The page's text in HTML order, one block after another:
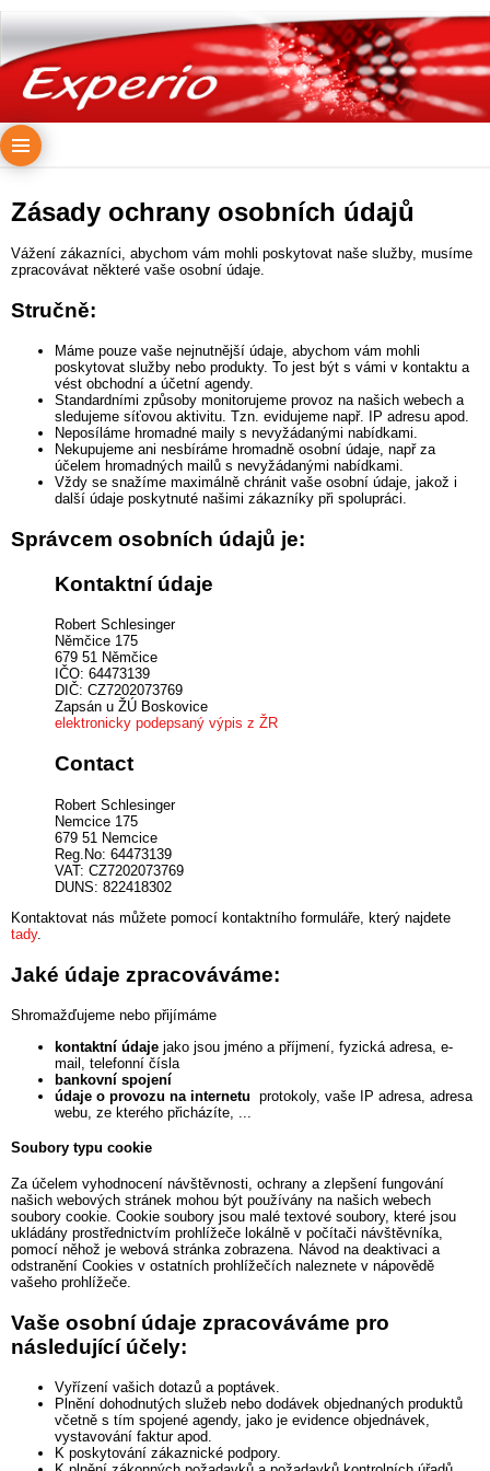
Zásady ochrany osobních údajů
Vážení zákazníci, abychom vám mohli poskytovat naše služby, musíme
zpracovávat některé vaše osobní údaje.
Stručně:
Máme pouze vaše nejnutnější údaje, abychom vám mohli
poskytovat služby nebo produkty. To jest být s vámi v kontaktu a
vést obchodní a účetní agendy.
Standardními způsoby monitorujeme provoz na našich webech a
sledujeme síťovou aktivitu. Tzn. evidujeme např. IP adresu apod.
Neposíláme hromadné maily s nevyžádanými nabídkami.
Nekupujeme ani nesbíráme hromadně osobní údaje, např za
účelem hromadných mailů s nevyžádanými nabídkami.
Vždy se snažíme maximálně chránit vaše osobní údaje, jakož i
další údaje poskytnuté našimi zákazníky při spolupráci.
Správcem osobních údajů je:
Kontaktní údaje
Robert Schlesinger
Němčice 175
679 51 Němčice
IČO: 64473139
DIČ: CZ7202073769
Zapsán u ŽÚ Boskovice
elektronicky podepsaný výpis z ŽR
Contact
Robert Schlesinger
Nemcice 175
679 51 Nemcice
Reg.No: 64473139
VAT: CZ7202073769
DUNS: 822418302
Kontaktovat nás můžete pomocí kontaktního formuláře, který najdete
tady.
Jaké údaje zpracováváme:
Shromažďujeme nebo přijímáme
kontaktní údaje jako jsou jméno a příjmení, fyzická adresa, e-
mail, telefonní čísla
bankovní spojení
údaje o provozu na internetu protokoly, vaše IP adresa, adresa
webu, ze kterého přicházíte, ...
Soubory typu cookie
Za účelem vyhodnocení návštěvnosti, ochrany a zlepšení fungování
našich webových stránek mohou být používány na našich webech
soubory cookie. Cookie soubory jsou malé textové soubory, které jsou
ukládány prostřednictvím prohlížeče lokálně v počítači návštěvníka,
pomocí něhož je webová stránka zobrazena. Návod na deaktivaci a
odstranění Cookies v ostatních prohlížečích naleznete v nápovědě
vašeho prohlížeče.
Vaše osobní údaje zpracováváme pro
následující účely:
Vyřízení vašich dotazů a poptávek.
Plnění dohodnutých služeb nebo dodávek objednaných produktů
včetně s tím spojené agendy, jako je evidence objednávek,
vystavování faktur apod.
K poskytování zákaznické podpory.